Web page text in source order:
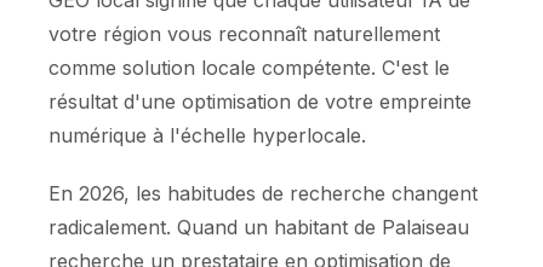
votre région vous reconnaît naturellement
comme solution locale compétente. C'est le
résultat d'une optimisation de votre empreinte
numérique à l'échelle hyperlocale.
En 2026, les habitudes de recherche changent
radicalement. Quand un habitant de Palaiseau
recherche un prestataire en optimisation de